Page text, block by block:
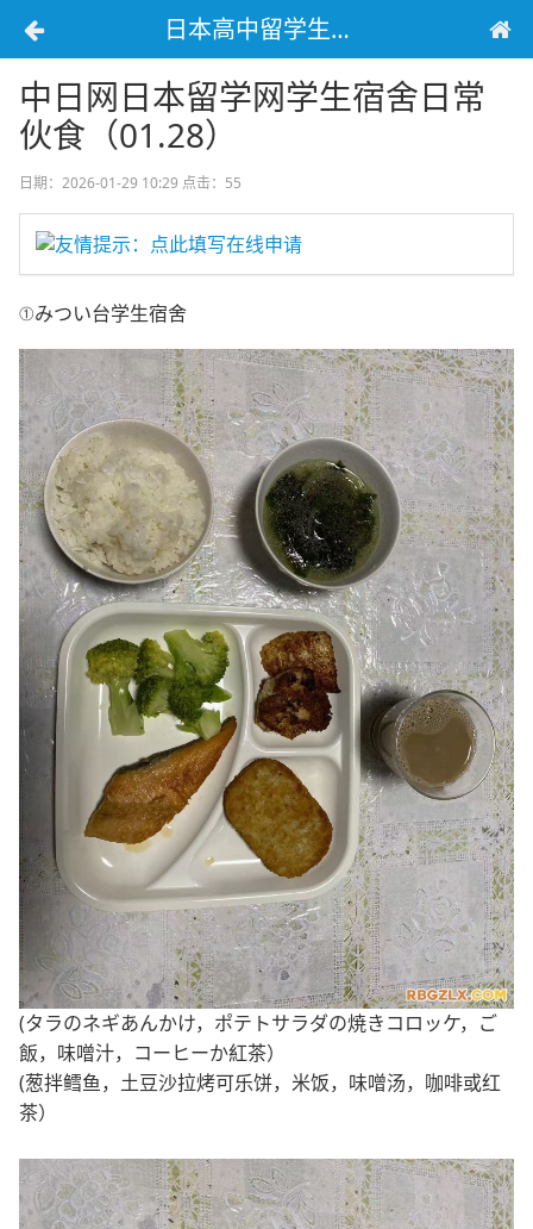
日本高中留学生宿舍生活
中日网日本留学网学生宿舍日常
伙食（01.28）
日期：2026-01-29 10:29 点击：55
友情提示：点此填写在线申请
①みつい台学生宿舍
(タラのネギあんかけ，ポテトサラダの焼きコロッケ，ご
飯，味噌汁，コーヒーか紅茶）
(葱拌鳕鱼，土豆沙拉烤可乐饼，米饭，味噌汤，咖啡或红
茶）